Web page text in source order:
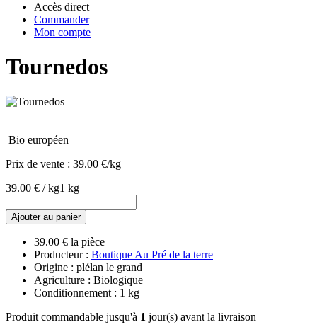
Accès direct
Commander
Mon compte
Tournedos
Bio européen
Prix de vente : 39.00 €/kg
39.00 € / kg1 kg
Ajouter au panier
39.00 € la pièce
Producteur : Boutique Au Pré de la terre
Origine : plélan le grand
Agriculture : Biologique
Conditionnement : 1 kg
Produit commandable jusqu'à 1 jour(s) avant la livraison